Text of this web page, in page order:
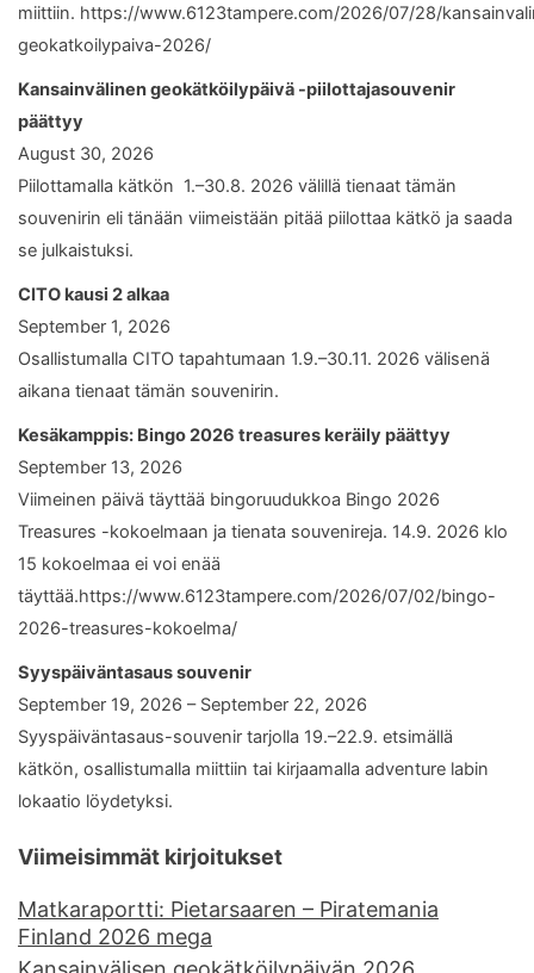
miittiin. https://www.6123tampere.com/2026/07/28/
geokatkoilypaiva-2026/
Kansainvälinen geokätköilypäivä -piilottajasouvenir
päättyy
August 30, 2026
Piilottamalla kätkön 1.–30.8. 2026 välillä tienaat tämän
souvenirin eli tänään viimeistään pitää piilottaa kätkö ja saada
se julkaistuksi.
CITO kausi 2 alkaa
September 1, 2026
Osallistumalla CITO tapahtumaan 1.9.–30.11. 2026 välisenä
aikana tienaat tämän souvenirin.
Kesäkamppis: Bingo 2026 treasures keräily päättyy
September 13, 2026
Viimeinen päivä täyttää bingoruudukkoa Bingo 2026
Treasures -kokoelmaan ja tienata souvenireja. 14.9. 2026 klo
15 kokoelmaa ei voi enää
täyttää.https://www.6123tampere.com/2026/07/02/bingo-
2026-treasures-kokoelma/
Syyspäiväntasaus souvenir
September 19, 2026 – September 22, 2026
Syyspäiväntasaus-souvenir tarjolla 19.–22.9. etsimällä
kätkön, osallistumalla miittiin tai kirjaamalla adventure labin
lokaatio löydetyksi.
Viimeisimmät kirjoitukset
Matkaraportti: Pietarsaaren – Piratemania
Finland 2026 mega